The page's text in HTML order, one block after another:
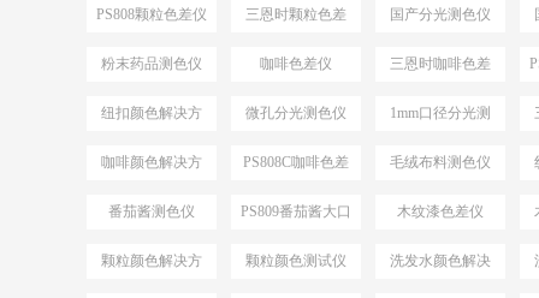
PS808颗粒色差仪 三恩时颗粒色差 国产分光测色仪
粉末药品测色仪 咖啡色差仪 三恩时咖啡色差
纽扣颜色解决方 微孔分光测色仪 1mm口径分光测
咖啡颜色解决方 PS808C咖啡色差 毛绒布料测色仪
番茄酱测色仪 PS809番茄酱大口 木纹漆色差仪
颗粒颜色解决方 颗粒颜色测试仪 洗发水颜色解决